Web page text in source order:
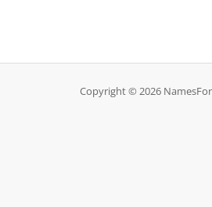
Copyright © 2026